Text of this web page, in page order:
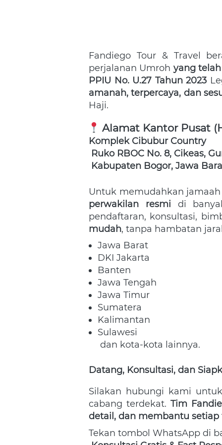
Fandiego Tour & Travel
perjalanan Umroh yang
PPIU No. U.27 Tahun 2023
amanah, terpercaya, dan
Haji.
Alamat Kantor Pusat
Komplek Cibubur Country
Ruko RBOC No. 8, Cikeas,
Kabupaten Bogor, Jawa
Untuk memudahkan
perwakilan resmi di
pendaftaran, konsultasi,
mudah, tanpa hambatan
Jawa Barat
DKI Jakarta
Banten
Jawa Tengah
Jawa Timur
Sumatera
Kalimantan
Sulawesi
dan kota-kota lainnya.
Datang, Konsultasi, dan
Silakan hubungi kami
cabang terdekat. Tim
detail, dan membantu
Tekan tombol WhatsApp di